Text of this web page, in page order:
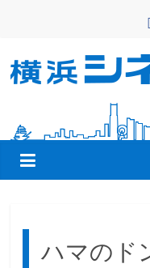
ン
横
浜
シ
ネ
ハマのド